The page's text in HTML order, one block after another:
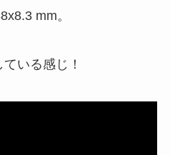
mm。
いる感じ！